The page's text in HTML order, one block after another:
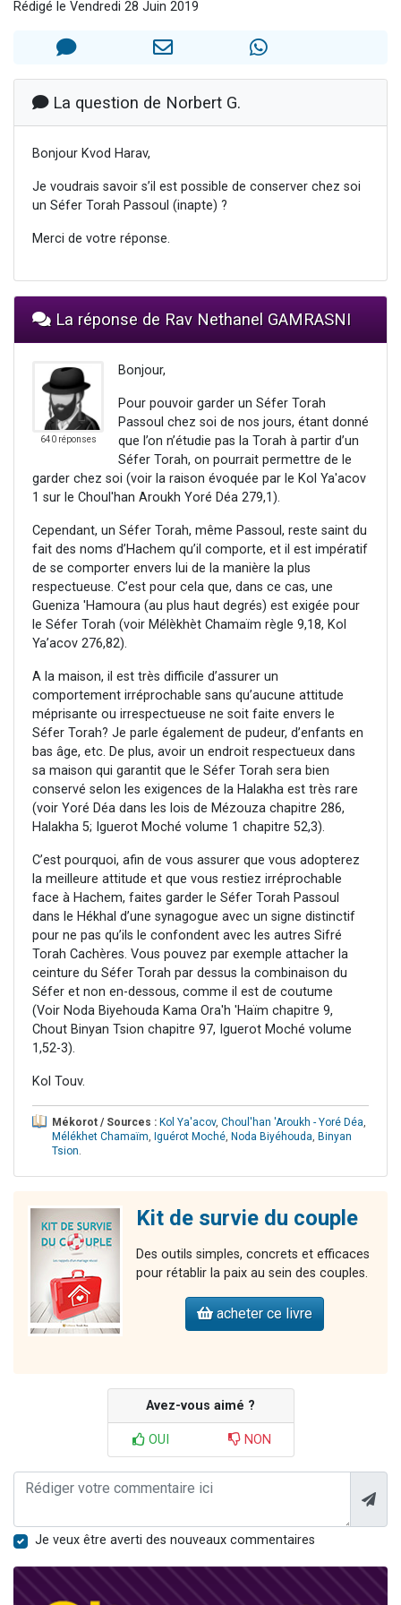
2 nouvelles musiques dans Torah-Box Music
8 personnes viennent de faire un don pour Tsédaka : pauvres d'Israel
2 personnes viennent de faire un don pour 1 Journée de Vacances Pour les Enfants
Rédigé le Vendredi 28 Juin 2019
La question de Norbert G.
Bonjour Kvod Harav,
Je voudrais savoir s’il est possible de conserver chez soi
un Séfer Torah Passoul (inapte) ?
Merci de votre réponse.
La réponse de Rav Nethanel GAMRASNI
640 réponses
Bonjour,
Pour pouvoir garder un Séfer Torah
Passoul chez soi de nos jours, étant donné
que l’on n’étudie pas la Torah à partir d’un
Séfer Torah, on pourrait permettre de le
garder chez soi (voir la raison évoquée par le Kol Ya'acov
1 sur le Choul'han Aroukh Yoré Déa 279,1).
Cependant, un Séfer Torah, même Passoul, reste saint du
fait des noms d’Hachem qu’il comporte, et il est impératif
de se comporter envers lui de la manière la plus
respectueuse. C’est pour cela que, dans ce cas, une
Gueniza 'Hamoura (au plus haut degrés) est exigée pour
le Séfer Torah (voir Mélèkhèt Chamaïm règle 9,18, Kol
Ya’acov 276,82).
A la maison, il est très difficile d’assurer un
comportement irréprochable sans qu’aucune attitude
méprisante ou irrespectueuse ne soit faite envers le
Séfer Torah? Je parle également de pudeur, d’enfants en
bas âge, etc. De plus, avoir un endroit respectueux dans
sa maison qui garantit que le Séfer Torah sera bien
conservé selon les exigences de la Halakha est très rare
(voir Yoré Déa dans les lois de Mézouza chapitre 286,
Halakha 5; Iguerot Moché volume 1 chapitre 52,3).
C’est pourquoi, afin de vous assurer que vous adopterez
la meilleure attitude et que vous restiez irréprochable
face à Hachem, faites garder le Séfer Torah Passoul
dans le Hékhal d’une synagogue avec un signe distinctif
pour ne pas qu’ils le confondent avec les autres Sifré
Torah Cachères. Vous pouvez par exemple attacher la
ceinture du Séfer Torah par dessus la combinaison du
Séfer et non en-dessous, comme il est de coutume
(Voir Noda Biyehouda Kama Ora'h 'Haïm chapitre 9,
Chout Binyan Tsion chapitre 97, Iguerot Moché volume
1,52-3).
Kol Touv.
Mékorot / Sources : Kol Ya'acov, Choul'han 'Aroukh - Yoré Déa,
Mélékhet Chamaïm, Iguérot Moché, Noda Biyéhouda, Binyan
Tsion.
Kit de survie du couple
Des outils simples, concrets et efficaces
pour rétablir la paix au sein des couples.
acheter ce livre
Avez-vous aimé ?
OUI NON
Je veux être averti des nouveaux commentaires